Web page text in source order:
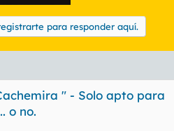
para responder aquí.
" - Solo apto para
o no.